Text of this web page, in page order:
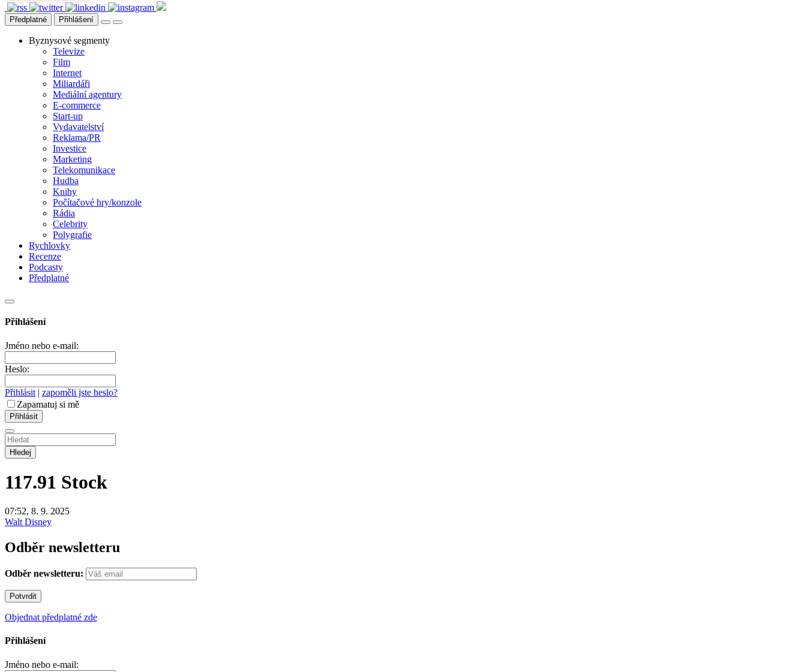
Předplatné Přihlášení
Byznysové segmenty
Televize
Film
Internet
Miliardáři
Mediální agentury
E-commerce
Start-up
Vydavatelství
Reklama/PR
Investice
Marketing
Telekomunikace
Hudba
Knihy
Počítačové hry/konzole
Rádia
Celebrity
Polygrafie
Rychlovky
Recenze
Podcasty
Předplatné
Přihlášení
Jméno nebo e-mail:
Heslo:
Přihlásit | zapoměli jste heslo?
Zapamatuj si mě
Hledej
117.91 Stock
07:52, 8. 9. 2025
Walt Disney
Odběr newsletteru
Odběr newsletteru:
Objednat předplatné zde
Přihlášení
Jméno nebo e-mail: